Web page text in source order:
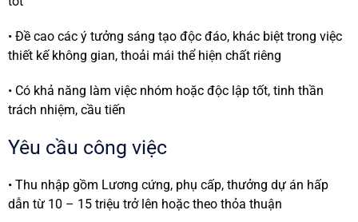
• Đề cao các ý tưởng sáng tạo độc đáo, khác biệt trong việc
thiết kế không gian, thoải mái thể hiện chất riêng
• Có khả năng làm việc nhóm hoặc độc lập tốt, tinh thần
trách nhiệm, cầu tiến
Yêu cầu công việc
• Thu nhập gồm Lương cứng, phụ cấp, thưởng dự án hấp
dẫn từ 10 – 15 triệu trở lên hoặc theo thỏa thuận